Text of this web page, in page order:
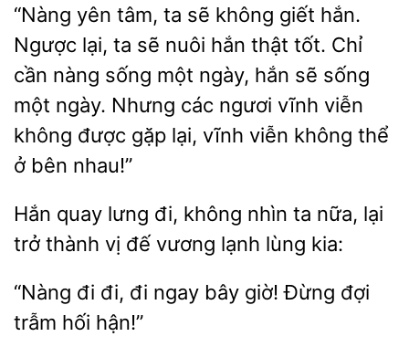
“Nàng yên tâm, ta sẽ không giết hắn.
Ngược lại, ta sẽ nuôi hắn thật tốt. Chỉ
cần nàng sống
ngày, hắn sẽ sống
một ngày.
các ngươi vĩnh
không được gặp lại, vĩnh viễn không thể
ở bên nhau!”
Hắn quay lưng đi, không
ta nữa, lại
vị đế vương lạnh lùng kia:
“Nàng đi
đi ngay bây giờ! Đừng đợi
hận!”